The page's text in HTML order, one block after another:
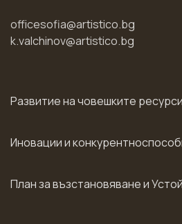
officesofia@artistico.bg
k.valchinov@artistico.bg
Развитие на човешките ресурси
Иновации и
План за възстановяване и